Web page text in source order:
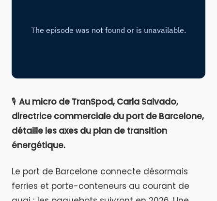
🎙️ Au micro de TranSpod, Carla Salvado,
directrice commerciale du port de Barcelone,
détaille les axes du plan de transition
énergétique.
Le port de Barcelone connecte désormais
ferries et porte-conteneurs au courant de